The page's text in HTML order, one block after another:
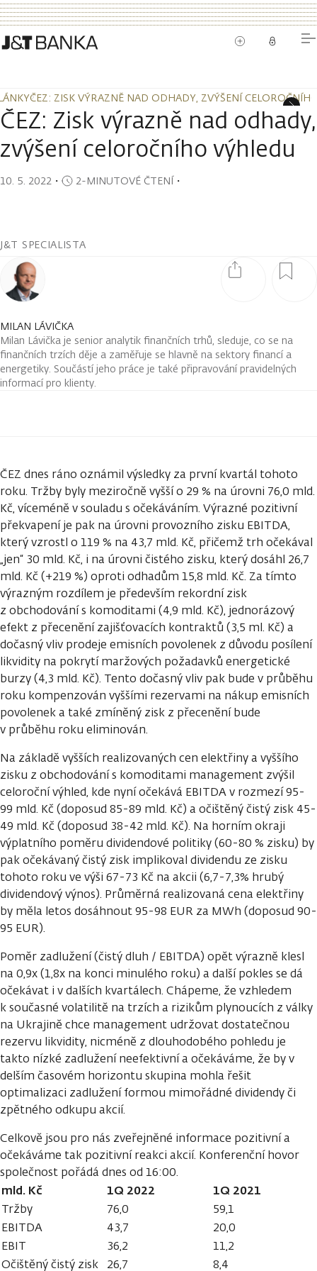
ČEZ: ZISK VÝRAZNĚ NAD ODHADY, ZVÝŠENÍ
ČEZ: ZISK VÝRAZNĚ NAD ODHADY, ZVÝŠENÍ
ČEZ: Zisk výrazně nad odhady,
zvýšení celoročního výhledu
10. 5. 2022 ・ 2-MINUTOVÉ ČTENÍ・
J&T SPECIALISTA
MILAN LÁVIČKA
Milan Lávička je senior analytik finančních trhů, sleduje, co se na
finančních trzích děje a zaměřuje se hlavně na sektory financí a
energetiky. Součástí jeho práce je také připravování pravidelných
informací pro klienty.
ČEZ dnes ráno oznámil výsledky za první kvartál tohoto
roku. Tržby byly meziročně vyšší o 29 % na úrovni 76,0 mld.
Kč, víceméně v souladu s očekáváním. Výrazné pozitivní
překvapení je pak na úrovni provozního zisku EBITDA,
který vzrostl o 119 % na 43,7 mld. Kč, přičemž trh očekával
„jen“ 30 mld. Kč, i na úrovni čistého zisku, který dosáhl 26,7
mld. Kč (+219 %) oproti odhadům 15,8 mld. Kč. Za tímto
výrazným rozdílem je především rekordní zisk
z obchodování s komoditami (4,9 mld. Kč), jednorázový
efekt z přecenění zajišťovacích kontraktů (3,5 ml. Kč) a
dočasný vliv prodeje emisních povolenek z důvodu posílení
likvidity na pokrytí maržových požadavků energetické
burzy (4,3 mld. Kč). Tento dočasný vliv pak bude v průběhu
roku kompenzován vyššími rezervami na nákup emisních
povolenek a také zmíněný zisk z přecenění bude
v průběhu roku eliminován.
Na základě vyšších realizovaných cen elektřiny a vyššího
zisku z obchodování s komoditami management zvýšil
celoroční výhled, kde nyní očekává EBITDA v rozmezí 95-
99 mld. Kč (doposud 85-89 mld. Kč) a očištěný čistý zisk 45-
49 mld. Kč (doposud 38-42 mld. Kč). Na horním okraji
výplatního poměru dividendové politiky (60-80 % zisku) by
pak očekávaný čistý zisk implikoval dividendu ze zisku
tohoto roku ve výši 67-73 Kč na akcii (6,7-7,3% hrubý
dividendový výnos). Průměrná realizovaná cena elektřiny
by měla letos dosáhnout 95-98 EUR za MWh (doposud 90-
95 EUR).
Poměr zadlužení (čistý dluh / EBITDA) opět výrazně klesl
na 0,9x (1,8x na konci minulého roku) a další pokles se dá
očekávat i v dalších kvartálech. Chápeme, že vzhledem
k současné volatilitě na trzích a rizikům plynoucích z války
na Ukrajině chce management udržovat dostatečnou
rezervu likvidity, nicméně z dlouhodobého pohledu je
takto nízké zadlužení neefektivní a očekáváme, že by v
delším časovém horizontu skupina mohla řešit
optimalizaci zadlužení formou mimořádné dividendy či
zpětného odkupu akcií.
Celkově jsou pro nás zveřejněné informace pozitivní a
očekáváme tak pozitivní reakci akcií. Konferenční hovor
společnost pořádá dnes od 16:00.
mld. Kč 1Q 2022 1Q 2021
Tržby 76,0
59,1
EBITDA
43,7
20,0
EBIT
36,2
11,2
Očištěný čistý zisk 26,7 8,4